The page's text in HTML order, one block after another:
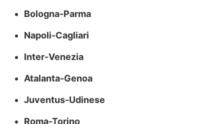
Bologna-Parma
Napoli-Cagliari
Inter-Venezia
Atalanta-Genoa
Juventus-Udinese
Roma-Torino